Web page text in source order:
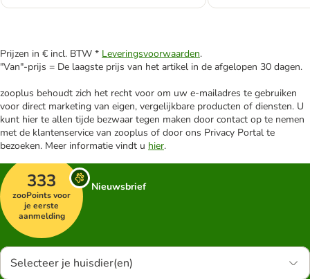
Prijzen in € incl. BTW * Leveringsvoorwaarden.
"Van"-prijs = De laagste prijs van het artikel in de afgelopen 30 dagen.
zooplus behoudt zich het recht voor om uw e-mailadres te gebruiken
voor direct marketing van eigen, vergelijkbare producten of diensten. U
kunt hier te allen tijde bezwaar tegen maken door contact op te nemen
met de klantenservice van zooplus of door ons Privacy Portal te
bezoeken. Meer informatie vindt u hier.
333
zooPoints voor
je eerste
aanmelding
Nieuwsbrief
Selecteer je huisdier(en)